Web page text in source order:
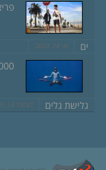
ים יוני 18, 2020
20,000
גלישת גלים דצמבר 13, 2019